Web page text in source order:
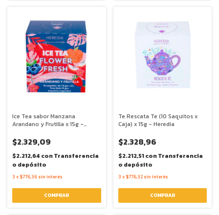
Ice Tea sabor Manzana
Arandano y Frutilla x 15g -
$2.329,09
$2.212,64 conTransferencia
o depósito
3 x $776,36 sin interés
Te Rescata Te (10 Saquitos x
Caja) x 15g - Heredia
$2.328,96
$2.212,51conTransferencia
o depósito
3 x $776,32 sin interés